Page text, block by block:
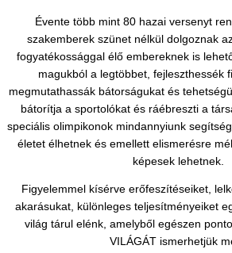
Évente több mint 80 hazai versenyt
szakemberek szünet nélkül dolgoznak
fogyatékossággal élő embereknek is
magukból a legtöbbet, fejleszthessék
megmutathassák bátorságukat és
bátorítja a sportolókat és ráébreszti a
speciális olimpikonok mindannyiunk
életet élhetnek és emellett elismerésre
képesek lehetnek.
Figyelemmel kísérve erőfeszítéseiket,
akarásukat, különleges teljesítményeiket
világ tárul elénk, amelyből egészen
VILÁGÁT ismerhetjük